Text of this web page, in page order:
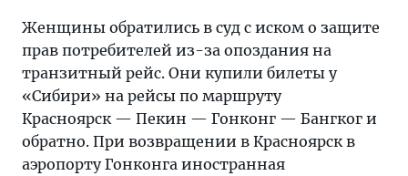
Женщины обратились в суд с иском о защите
прав потребителей из-за опоздания на
транзитный рейс. Они купили билеты у
«Сибири» на рейсы по маршруту
Красноярск — Пекин — Гонконг — Бангког и
обратно. При возвращении в Красноярск в
аэропорту Гонконга иностранная